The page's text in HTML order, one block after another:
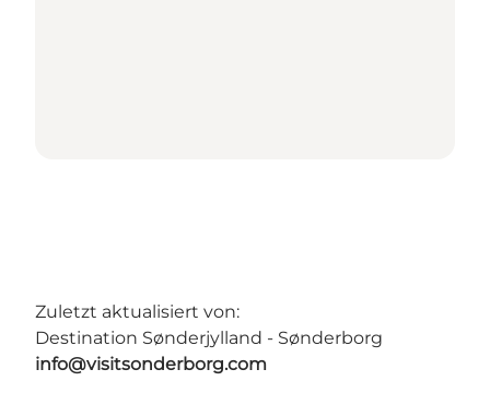
Zuletzt aktualisiert von:
Destination Sønderjylland - Sønderborg
info@visitsonderborg.com